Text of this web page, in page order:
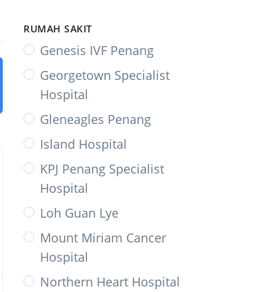
RUMAH SAKIT
Genesis IVF Penang
Georgetown Specialist
Hospital
Gleneagles Penang
Island Hospital
KPJ Penang Specialist
Hospital
Loh Guan Lye
Mount Miriam Cancer
Hospital
Northern Heart Hospital